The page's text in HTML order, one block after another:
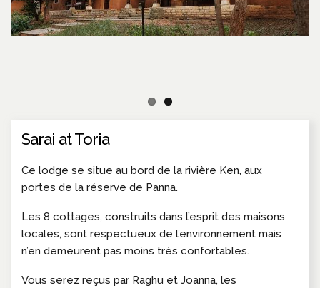
Sarai at Toria
Ce lodge se situe au bord de la rivière Ken, aux
portes de la réserve de Panna.
Les 8 cottages, construits dans l’esprit des maisons
locales, sont respectueux de l’environnement mais
n’en demeurent pas moins très confortables.
Vous serez reçus par Raghu et Joanna, les